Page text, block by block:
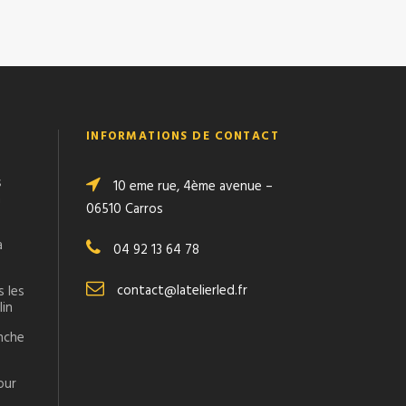
les
INFORMATIONS DE CONTACT
10 eme rue, 4ème avenue –
06510 Carros
04 92 13 64 78
contact@latelierled.fr